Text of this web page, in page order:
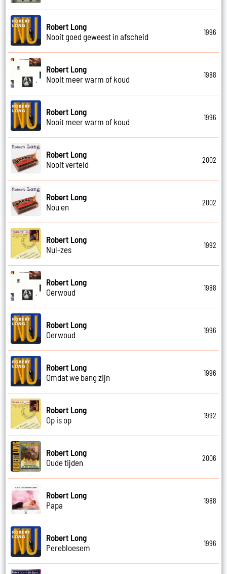
Robert Long
Nooit goed geweest in afscheid
1996
Robert Long
Nooit meer warm of koud
1988
Robert Long
Nooit meer warm of koud
1996
Robert Long
Nooit verteld
2002
Robert Long
Nou en
2002
Robert Long
Nul-zes
1992
Robert Long
Oerwoud
1988
Robert Long
Oerwoud
1996
Robert Long
Omdat we bang zijn
1996
Robert Long
Op is op
1992
Robert Long
Oude tijden
2006
Robert Long
Papa
1988
Robert Long
Perebloesem
1996